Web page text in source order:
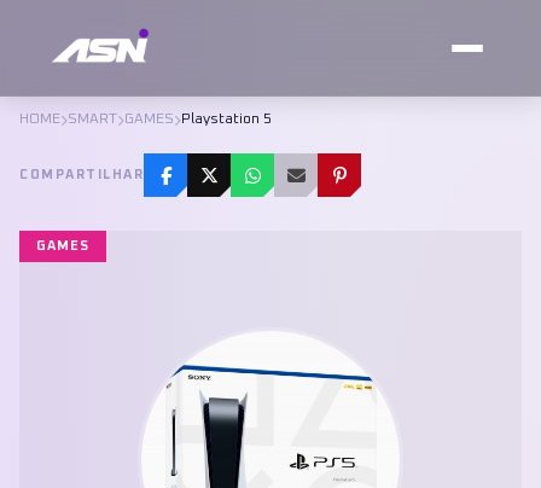
HOME SMART GAMES Playstation 5
COMPARTILHAR
GAMES